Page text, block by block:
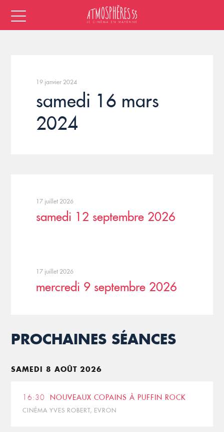
19 janvier 2024
samedi 16 mars
2024
17 juillet 2026
samedi 12 septembre 2026
17 juillet 2026
mercredi 9 septembre 2026
PROCHAINES SÉANCES
SAMEDI 8 AOÛT 2026
16:30 NOUVEAUX COPAINS À PUFFIN ROCK
CINÉMA YVES ROBERT, EVRON